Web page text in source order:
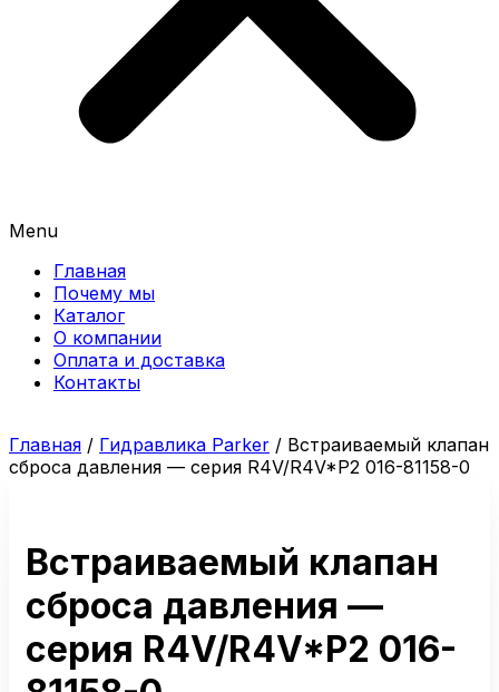
Menu
Главная
Почему мы
Каталог
О компании
Оплата и доставка
Контакты
Главная / Гидравлика Parker / Встраиваемый клапан
сброса давления — серия R4V/R4V*P2 016-81158-0
Встраиваемый клапан
сброса давления —
серия R4V/R4V*P2 016-